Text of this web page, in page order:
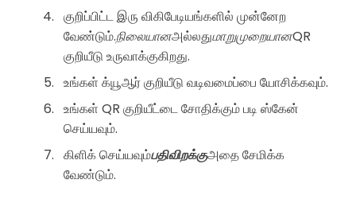
குறிப்பிட்ட இரு விகிபேடியங்களில் முன்னேற
வேண்டும்.நிலையானஅல்லதுமாறுமுறையானQR
குறியீடு உருவாக்குகிறது.
உங்கள் க்யூஆர் குறியீடு வடிவமைப்பை யோசிக்கவும்.
உங்கள் QR குறியீட்டை சோதிக்கும் படி ஸ்கேன்
செய்யவும்.
கிளிக் செய்யவும்பதிவிறக்குஅதை சேமிக்க
வேண்டும்.